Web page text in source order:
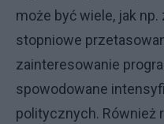
może być wiele, jak np.
stopniowe
zainteresowanie
spowodowane
politycznych. Również